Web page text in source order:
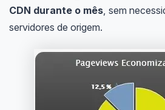
CDN durante o mês, sem
servidores de origem.